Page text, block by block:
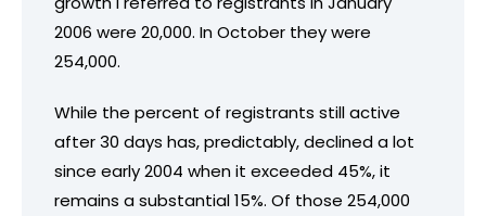
2006 were 20,000. In October they were
254,000.
While the percent of registrants still active
after 30 days has, predictably, declined a lot
since early 2004 when it exceeded 45%, it
remains a substantial 15%. Of those 254,000